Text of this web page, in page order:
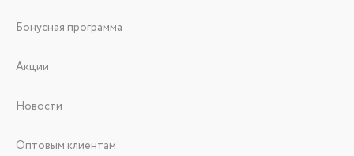
Бонусная программа
Акции
Новости
Оптовым клиентам